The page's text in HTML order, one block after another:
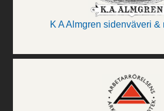
K A Almgren sidenväveri &